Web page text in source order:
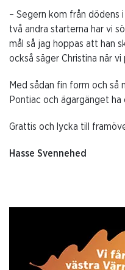
– Segern kom från dödens
två andra starterna har vi
mål så jag hoppas att han
också säger Christina när
Med sådan fin form och så
Pontiac och ägargänget ha
Grattis och lycka till
Hasse Svennehed